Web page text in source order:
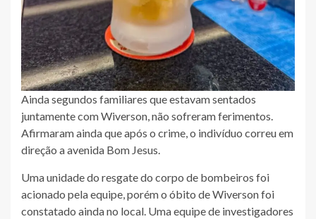
Ainda segundos familiares que estavam sentados
juntamente com Wiverson, não sofreram ferimentos.
Afirmaram ainda que após o crime, o indivíduo correu em
direção a avenida Bom Jesus.
Uma unidade do resgate do corpo de bombeiros foi
acionado pela equipe, porém o óbito de Wiverson foi
constatado ainda no local. Uma equipe de investigadores